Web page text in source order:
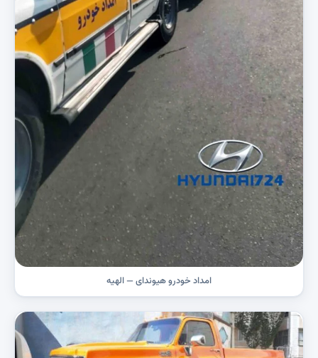
امداد خودرو هیوندای — الهیه